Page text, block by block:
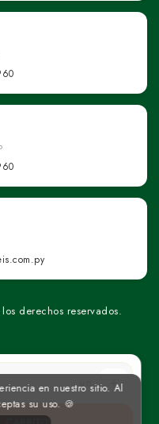
un
derechos reservados.
en nuestro sitio. Al
su uso. 🍪